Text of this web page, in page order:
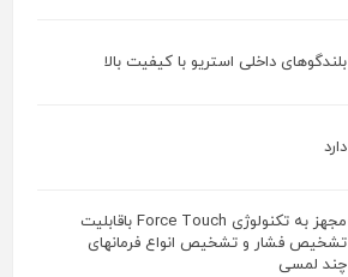
بلندگوهای داخلی استریو با کیفیت بالا
دارد
مجهز به تکنولوژی Force Touch باقابلیت
تشخیص فشار و تشخیص انواع فرمانهای
چند لمسی